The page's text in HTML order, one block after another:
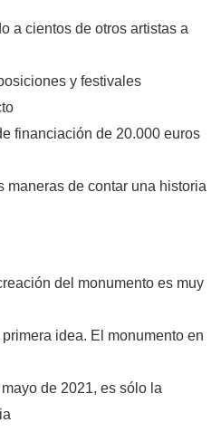
a cientos de otros artistas a
y festivales
financiación de 20.000 euros
maneras de contar una historia
del monumento es muy
idea. El monumento en
de 2021, es sólo la